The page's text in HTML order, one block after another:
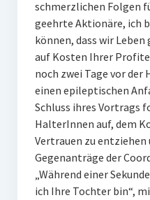
schmerzlichen Folgen
geehrte Aktionäre, ich
können, dass wir
auf Kosten Ihrer
noch zwei Tage vor
einen epileptischen
Schluss ihres Vortrags
HalterInnen auf, dem
Vertrauen zu
Gegenanträge der
„Während einer
ich Ihre Tochter bin“,